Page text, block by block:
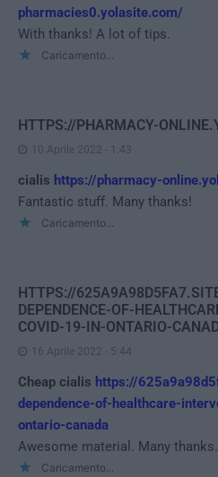
pharmacies0.yolasite.com/
With thanks! A lot of tips.
Caricamento...
HTTPS://PHARMACY-
10 Aprile 2022 - 1:43
cialis https://pharmacy-
Fantastic stuff. Many thanks!
Caricamento...
HTTPS://
DEPENDENCE-OF-
COVID-19-IN-ONTARIO-
16 Aprile 2022 - 5:44
Cheap cialis https://
dependence-of-healthcare-
ontario-canada
Awesome material. Many thanks.
Caricamento...